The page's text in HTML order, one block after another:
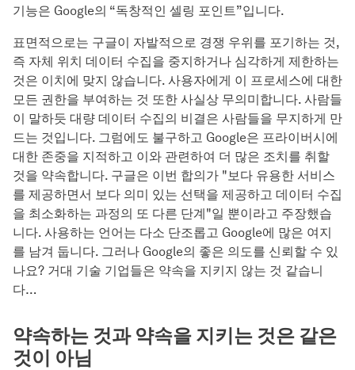
기능은 Google의 “독창적인 셀링 포인트”입니다.
표면적으로는 구글이 자발적으로 경쟁 우위를 포기하는 것,
즉 자체 위치 데이터 수집을 중지하거나 심각하게 제한하는
것은 이치에 맞지 않습니다. 사용자에게 이 프로세스에 대한
모든 권한을 부여하는 것 또한 사실상 무의미합니다. 사람들
이 말하듯 대량 데이터 수집의 비결은 사람들을 무지하게 만
드는 것입니다. 그럼에도 불구하고 Google은 프라이버시에
대한 존중을 지적하고 이와 관련하여 더 많은 조치를 취할
것을 약속합니다. 구글은 이번 합의가 "보다 유용한 서비스
를 제공하면서 보다 의미 있는 선택을 제공하고 데이터 수집
을 최소화하는 과정의 또 다른 단계"일 뿐이라고 주장했습
니다. 사용하는 언어는 다소 단조롭고 Google에 많은 여지
를 남겨 둡니다. 그러나 Google의 좋은 의도를 신뢰할 수 있
나요? 거대 기술 기업들은 약속을 지키지 않는 것 같습니
다…
약속하는 것과 약속을 지키는 것은 같은
것이 아님